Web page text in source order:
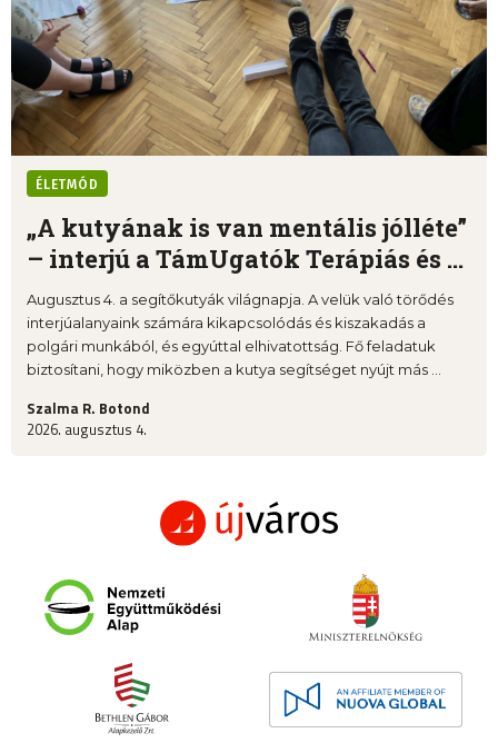
ÉLETMÓD
„A kutyának is van mentális jólléte”
– interjú a TámUgatók Terápiás és ...
Augusztus 4. a segítőkutyák világnapja. A velük való törődés
interjúalanyaink számára kikapcsolódás és kiszakadás a
polgári munkából, és egyúttal elhivatottság. Fő feladatuk
biztosítani, hogy miközben a kutya segítséget nyújt más ...
Szalma R. Botond
2026. augusztus 4.